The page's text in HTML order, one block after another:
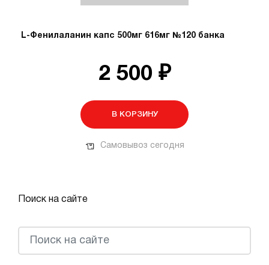
L-Фенилаланин капс 500мг 616мг №120 банка
2 500 ₽
В КОРЗИНУ
Самовывоз сегодня
Поиск на сайте